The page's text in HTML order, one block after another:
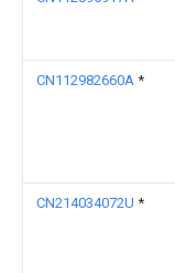
CN112982660A *
CN214034072U *